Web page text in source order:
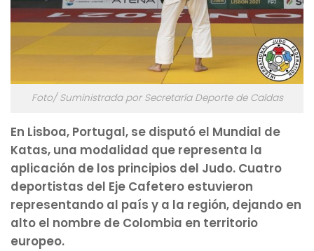
Foto/ Suministrada por Secretaría Deporte de Caldas
En Lisboa, Portugal, se disputó el Mundial de
Katas, una modalidad que representa la
aplicación de los principios del Judo. Cuatro
deportistas del Eje Cafetero estuvieron
representando al país y a la región, dejando en
alto el nombre de Colombia en territorio
europeo.